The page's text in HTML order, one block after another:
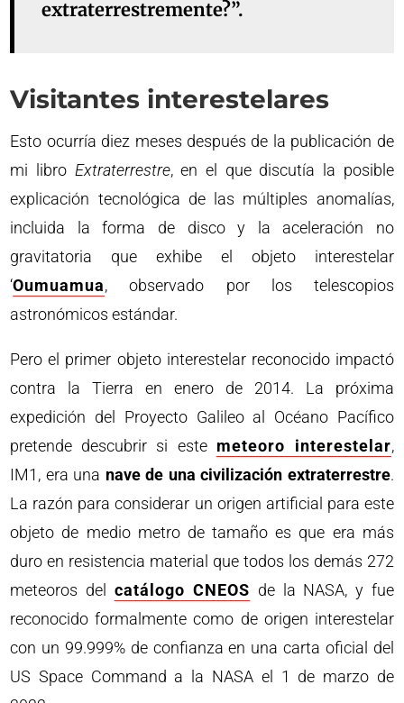
extraterrestremente?”.
Visitantes interestelares
Esto ocurría diez meses después de la publicación de
mi libro Extraterrestre, en el que discutía la posible
explicación tecnológica de las múltiples anomalías,
incluida la forma de disco y la aceleración no
gravitatoria que exhibe el objeto interestelar
‘Oumuamua, observado por los telescopios
astronómicos estándar.
Pero el primer objeto interestelar reconocido impactó
contra la Tierra en enero de 2014. La próxima
expedición del Proyecto Galileo al Océano Pacífico
pretende descubrir si este meteoro interestelar,
IM1, era una nave de una civilización extraterrestre.
La razón para considerar un origen artificial para este
objeto de medio metro de tamaño es que era más
duro en resistencia material que todos los demás 272
meteoros del catálogo CNEOS de la NASA, y fue
reconocido formalmente como de origen interestelar
con un 99.999% de confianza en una carta oficial del
US Space Command a la NASA el 1 de marzo de